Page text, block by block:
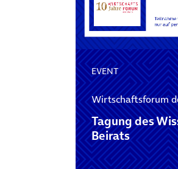
EVENT
Wirtschaftsforum
Tagung des
Beirats